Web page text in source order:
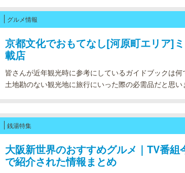
グルメ情報
京都文化でおもてなし[河原町エリア]
載店
皆さんが近年観光時に参考にしているガイドブックは何
土地勘のない観光地に旅行にいった際の必需品だと思
銭湯特集
大阪新世界のおすすめグルメ｜TV番組
で紹介された情報まとめ